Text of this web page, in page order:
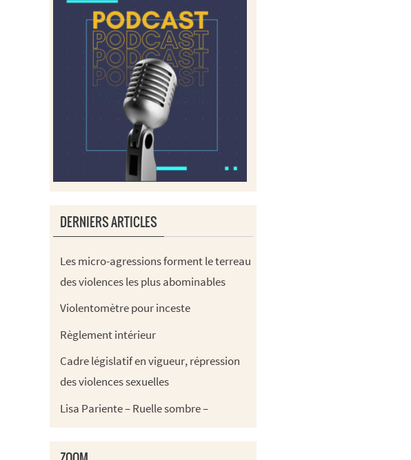
DERNIERS ARTICLES
Les micro-agressions forment le terreau
des violences les plus abominables
Violentomètre pour inceste
Règlement intérieur
Cadre législatif en vigueur, répression
des violences sexuelles
Lisa Pariente – Ruelle sombre –